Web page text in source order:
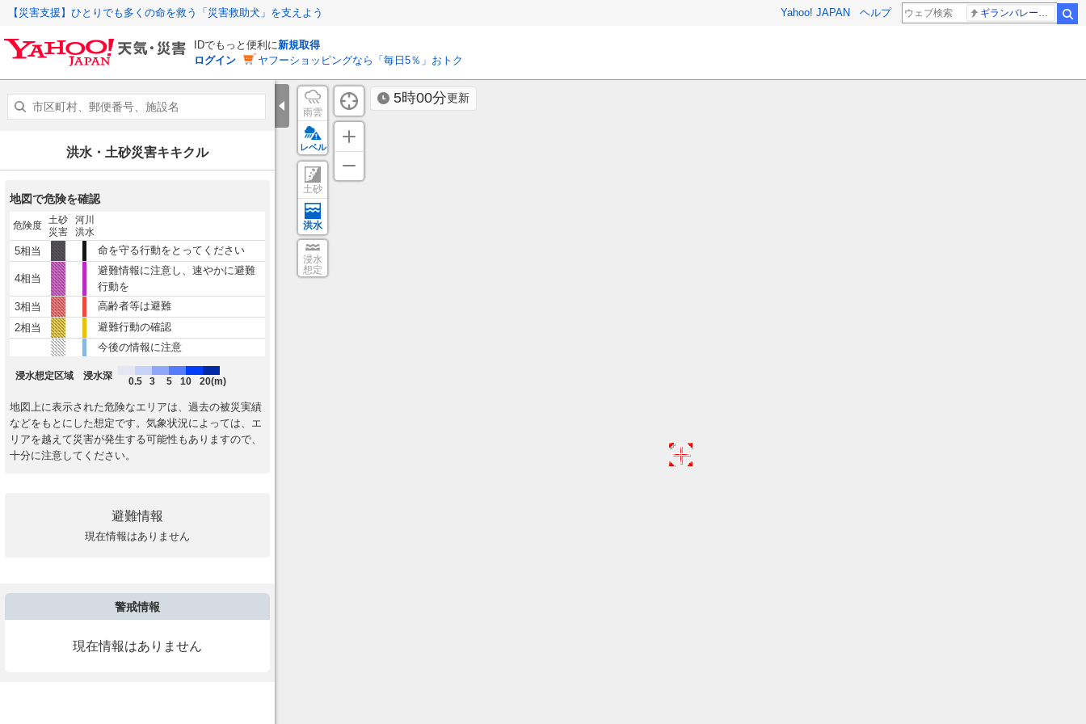
【災害支援】ひとりでも多くの命を救う「災害救助犬」を支えよう Yahoo! JAPAN ヘルプ
IDでもっと便利に新規取得
ログイン
ヤフーショッピングなら「毎日5％」おトク
5時00分更新
雨雲
レベル
土砂
洪水
浸水
想定
洪水・土砂災害キキクル
地図で危険を確認
危険度 土砂
災害
河川
洪水
5相当 命を守る行動をとってください
4相当
避難情報に注意し、速やかに避難
行動を
3相当
高齢者等は避難
2相当
避難行動の確認
今後の情報に注意
浸水想定区域 浸水深
0.5 3 5 10 20(m)
地図上に表示された危険なエリアは、過去の被災実績
などをもとにした想定です。気象状況によっては、エ
リアを越えて災害が発生する可能性もありますので、
十分に注意してください。
避難情報
現在情報はありません
警戒情報
現在情報はありません